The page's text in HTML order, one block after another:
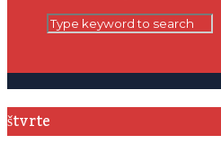
štvrte